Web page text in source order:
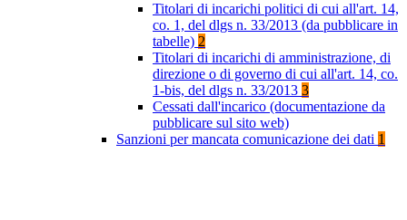
Titolari di incarichi politici di cui all'art. 14,
co. 1, del dlgs n. 33/2013 (da pubblicare in
tabelle) 2
Titolari di incarichi di amministrazione, di
direzione o di governo di cui all'art. 14, co.
1-bis, del dlgs n. 33/2013 3
Cessati dall'incarico (documentazione da
pubblicare sul sito web)
Sanzioni per mancata comunicazione dei dati 1